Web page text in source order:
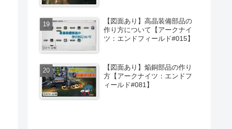
【図面あり】高晶装備部品の
作り方について【アークナイ
ツ：エンドフィールド#015】
【図面あり】焔銅部品の作り
方【アークナイツ：エンドフ
ィールド#081】